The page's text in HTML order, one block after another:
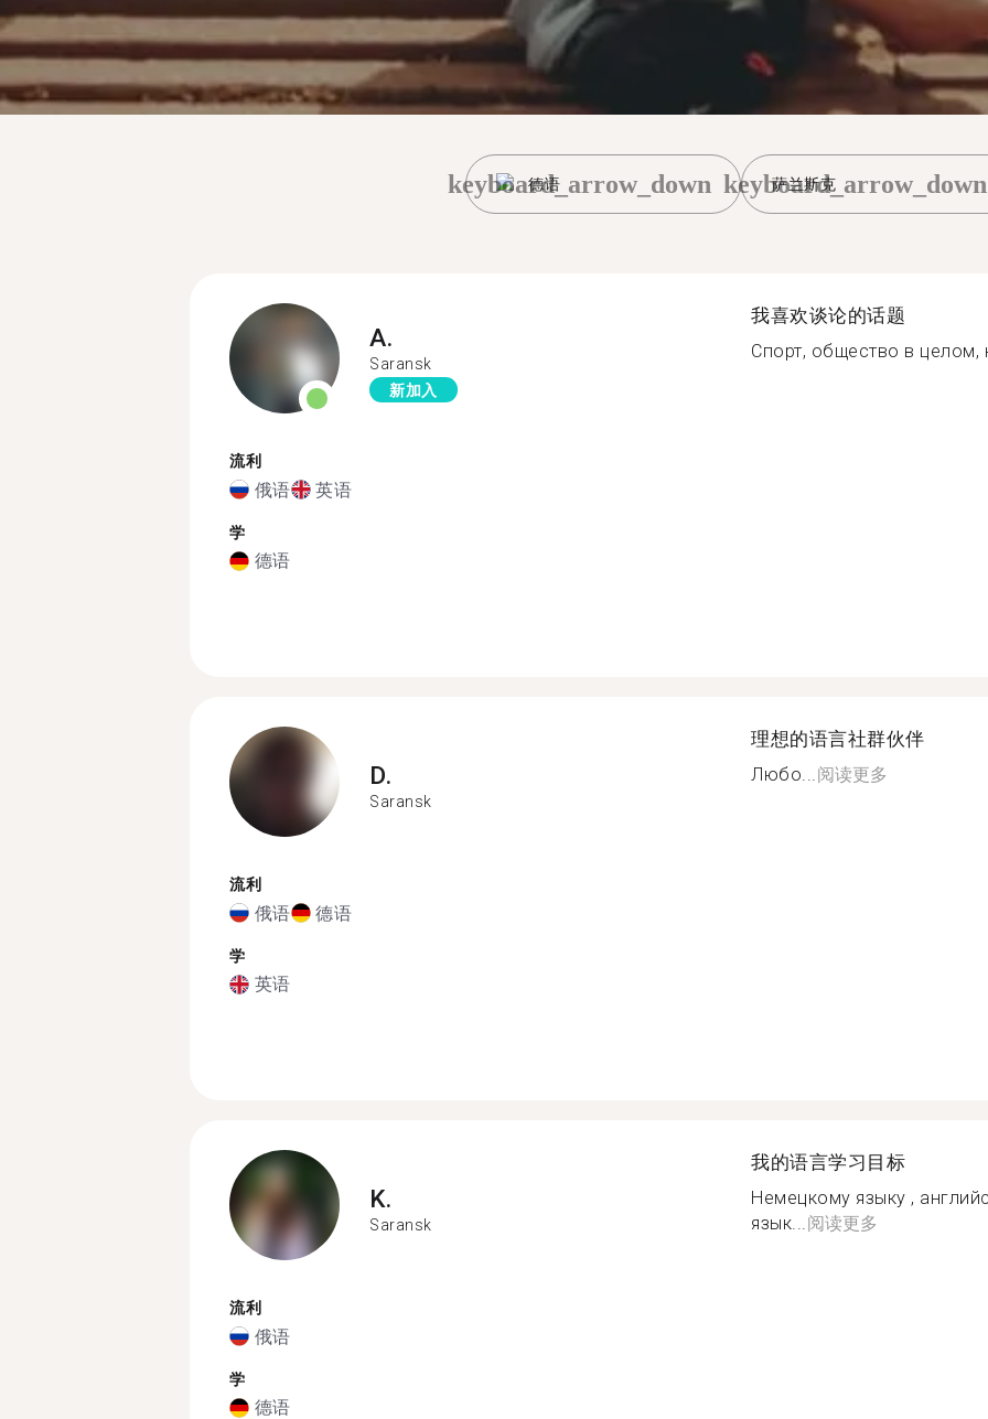
德语
keyboard_arrow_down 萨兰斯克
keyboard_arrow_down
A.
Saransk
新加入
流利
俄语 英语
学
德语
我喜欢谈论的话题
Спорт, общество в целом,
D.
Saransk
流利
俄语 德语
学
英语
理想的语言社群伙伴
Любо...阅读更多
K.
Saransk
流利
俄语
学
德语
我的语言学习目标
Немецкому языку ,
язык...阅读更多